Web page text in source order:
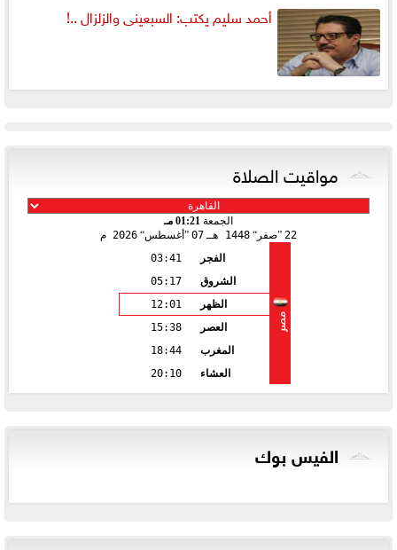
أحمد سليم يكتب: السبعينى والزلزال ..!
مواقيت الصلاة
الجمعة 01:21 مـ
22 صفر 1448 هـ 07 أغسطس 2026 م
مصر
الفجر
03:41
الشروق
05:17
الظهر
12:01
العصر
15:38
المغرب
18:44
العشاء
20:10
الفيس بوك